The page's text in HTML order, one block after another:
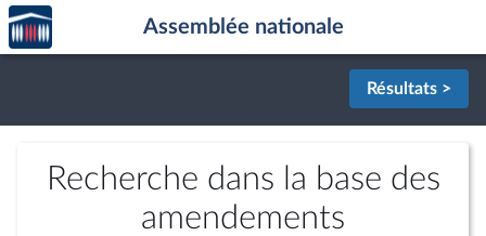
Aller au contenu
Aller en bas de la page
Accèder
à la
page
Assemblée nationale
Résultats >
Recherche dans la base des
amendements